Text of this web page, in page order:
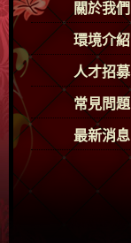
關於我們
環境介紹
人才招募
常見問題
最新消息